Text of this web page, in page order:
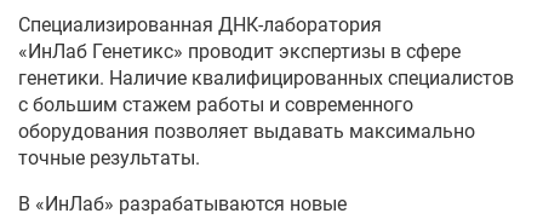
Специализированная ДНК-лаборатория
«ИнЛаб Генетикс» проводит экспертизы в сфере
генетики. Наличие квалифицированных специалистов
с большим стажем работы и современного
оборудования позволяет выдавать максимально
точные результаты.
В «ИнЛаб» разрабатываются новые